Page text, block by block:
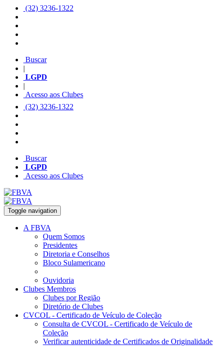
(32) 3236-1322
Buscar
|
LGPD
|
Acesso aos Clubes
(32) 3236-1322
Buscar
LGPD
Acesso aos Clubes
Toggle navigation
A FBVA
Quem Somos
Presidentes
Diretoria e Conselhos
Bloco Sulamericano
Ouvidoria
Clubes Membros
Clubes por Região
Diretório de Clubes
CVCOL - Certificado de Veículo de Coleção
Consulta de CVCOL - Certificado de Veículo de
Coleção
Verificar autenticidade de Certificados de Originalidade